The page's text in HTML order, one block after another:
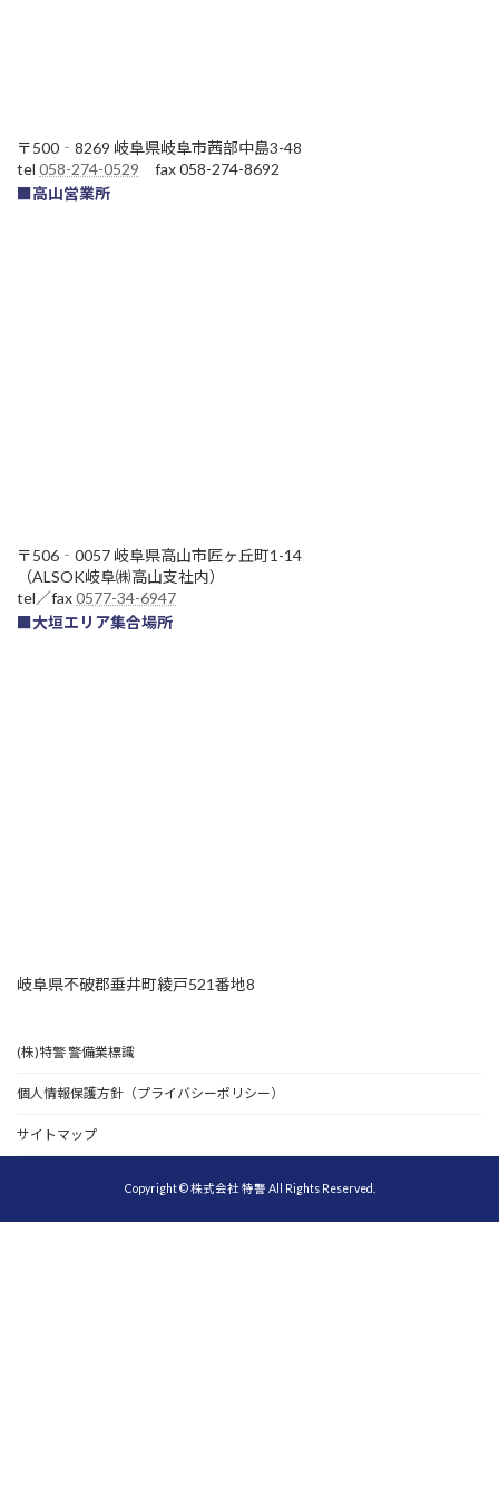
〒500‐8269 岐阜県岐阜市茜部中島3-48
tel 058-274-0529 fax 058-274-8692
■高山営業所
〒506‐0057 岐阜県高山市匠ヶ丘町1-14
（ALSOK岐阜㈱高山支社内）
tel／fax0577-34-6947
■大垣エリア集合場所
岐阜県不破郡垂井町綾戸521番地8
(株)特警 警備業標識
個人情報保護方針（プライバシーポリシー）
サイトマップ
Copyright © 株式会社 特警 All Rights Reserved.